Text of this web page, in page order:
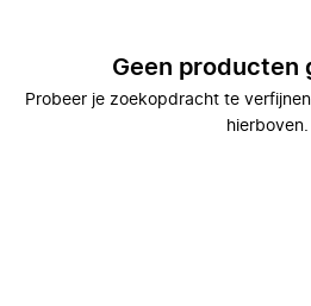
Geen producten
Probeer je zoekopdracht te
hierboven.